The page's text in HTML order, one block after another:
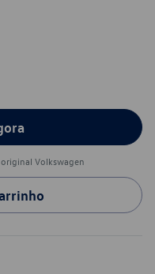
original Volkswagen